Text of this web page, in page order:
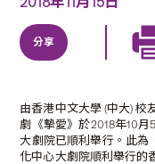
分享
由香港中文大學 (中大) 校
劇《摯愛》於2018年10
大劇院已順利舉行。此為
化中心大劇院順利舉行的